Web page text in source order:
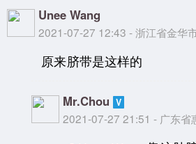
Unee Wang
2021-07-27 12:43 - 浙江省金华
原来脐带是这样的
Mr.Chou
2021-07-27 21:51 - 广东省